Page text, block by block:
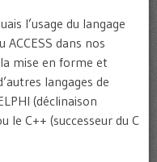
l’usage du langage
ACCESS dans nos
mise en forme et
langages de
(déclinaison
le C++ (successeur du C